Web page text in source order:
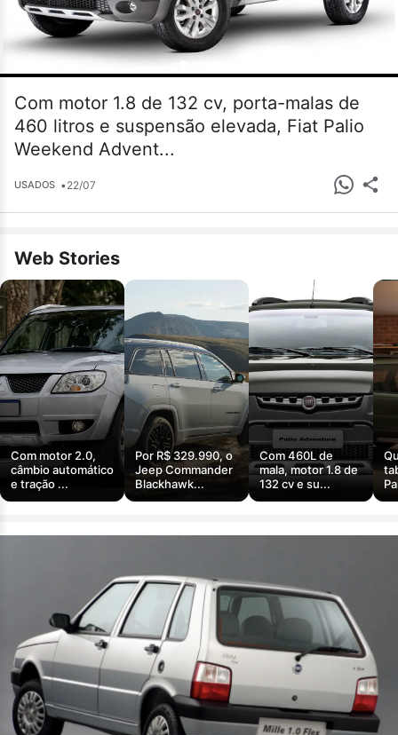
Com motor 1.8 de 132 cv, porta-malas de
460 litros e suspensão elevada, Fiat Palio
Weekend Advent...
USADOS •22/07
Web Stories
Com motor 2.0,
câmbio automático
e tração ...
Por R$ 329.990, o
Jeep Commander
Blackhawk...
Com 460L de
mala, motor 1.8 de
132 cv e su...